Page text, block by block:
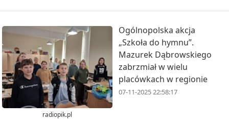
radiopik.pl
Ogólnopolska akcja
„Szkoła do hymnu”.
Mazurek Dąbrowskiego
zabrzmiał w wielu
placówkach w regionie
07-11-2025 22:58:17